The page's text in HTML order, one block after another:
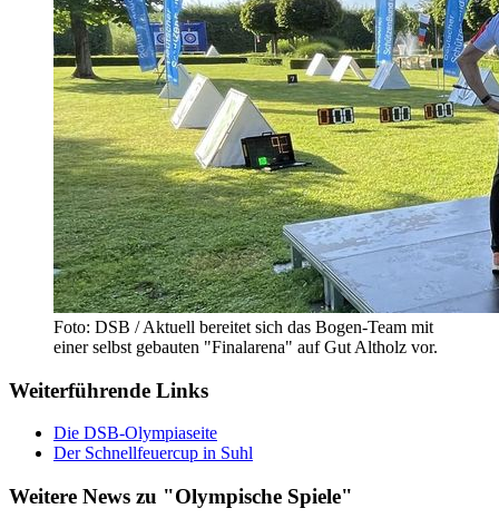
Foto: DSB / Aktuell bereitet sich das Bogen-Team mit
einer selbst gebauten "Finalarena" auf Gut Altholz vor.
Weiterführende Links
Die DSB-Olympiaseite
Der Schnellfeuercup in Suhl
Weitere News zu "Olympische Spiele"